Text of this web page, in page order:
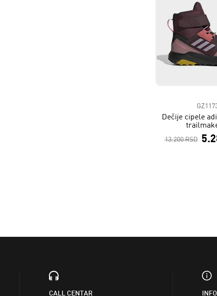
Dečije cipele
13.200 RSD
CALL CENTAR